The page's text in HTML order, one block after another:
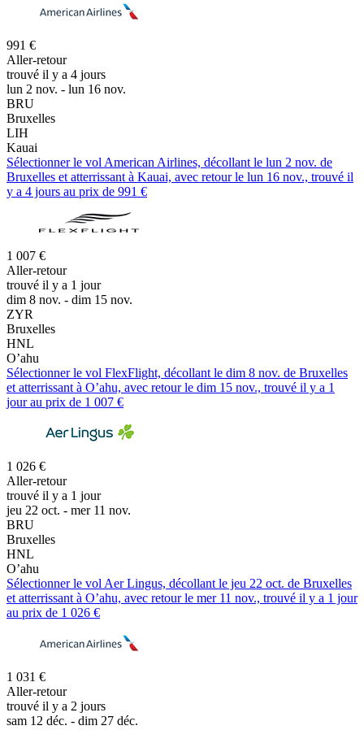
991 €
Aller-retour
trouvé il y a 4 jours
lun 2 nov. - lun 16 nov.
BRU
Bruxelles
LIH
Kauai
Sélectionner le vol American Airlines, décollant le lun 2 nov. de
Bruxelles et atterrissant à Kauai, avec retour le lun 16 nov., trouvé il
y a 4 jours au prix de 991 €
1 007 €
Aller-retour
trouvé il y a 1 jour
dim 8 nov. - dim 15 nov.
ZYR
Bruxelles
HNL
O’ahu
Sélectionner le vol FlexFlight, décollant le dim 8 nov. de Bruxelles
et atterrissant à O’ahu, avec retour le dim 15 nov., trouvé il y a 1
jour au prix de 1 007 €
1 026 €
Aller-retour
trouvé il y a 1 jour
jeu 22 oct. - mer 11 nov.
BRU
Bruxelles
HNL
O’ahu
Sélectionner le vol Aer Lingus, décollant le jeu 22 oct. de Bruxelles
et atterrissant à O’ahu, avec retour le mer 11 nov., trouvé il y a 1 jour
au prix de 1 026 €
1 031 €
Aller-retour
trouvé il y a 2 jours
sam 12 déc. - dim 27 déc.